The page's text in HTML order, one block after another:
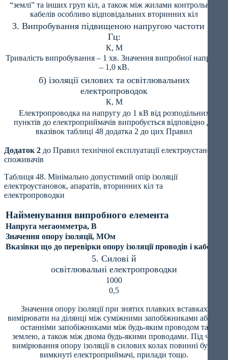
“землі” та інших груп кіл, а також між жилами контрольних
кабелів особливо відповідальних вторинних кіл
3. Випробування підвищеною напругою частоти 50
Гц:
К, М
Тривалість випробування – 1 хв. Значення випробної напруги
– 1,0 кВ.
б) ізоляції силових та освітлювальних
електропроводок
К, М
Електропроводка на напругу до 1 кВ від розподільних
пунктів до електроприймачів випробується відповідно до
вказівок таблиці 48 додатка 2 до цих Правил
Додаток 2 до Правил технічної експлуатації електроустановок
споживачів
Таблиця 48. Мінімально допустимий опір ізоляції
електроустановок, апаратів, вторинних кіл та
електропроводки
Найменування випробного елемента
Напруга мегаомметра, В
Значення опору ізоляції, МОм
Вказівки що до перевірки опору ізоляції проводів і кабелів
5. Силові й
освітлювальні електропроводки
1000
0,5
Значення опору ізоляції при знятих плавких вставках
вимірювати на ділянці між суміжними запобіжниками або за
останніми запобіжниками між будь-яким проводом та
землею, а також між двома будь-якими проводами. Під час
вимірювання опору ізоляції в силових колах повинні бути
вимкнуті електроприймачі, прилади тощо.